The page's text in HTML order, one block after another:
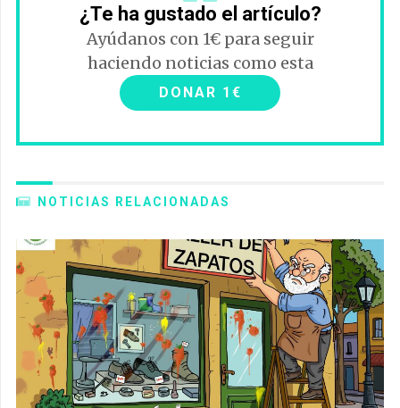
¿Te ha gustado el artículo?
Ayúdanos con 1€ para seguir
haciendo noticias como esta
DONAR 1€
NOTICIAS RELACIONADAS